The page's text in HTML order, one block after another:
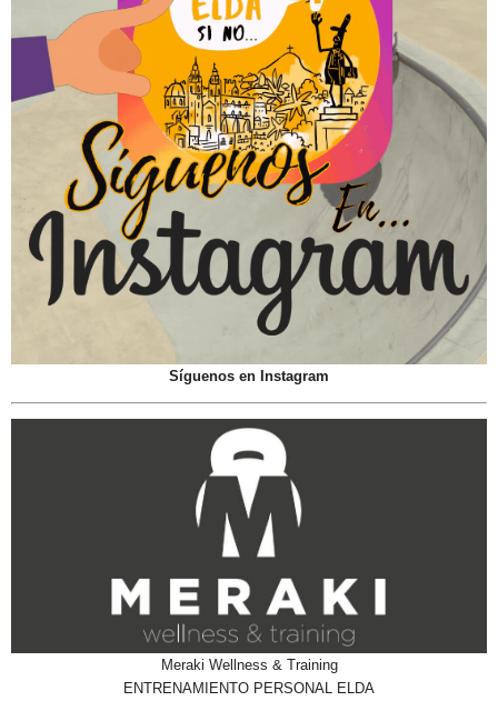
Síguenos en Instagram
Meraki Wellness & Training
ENTRENAMIENTO PERSONAL ELDA